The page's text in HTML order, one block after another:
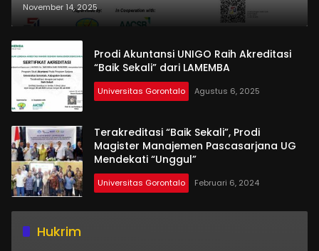
November 14, 2025
Prodi Akuntansi UNIGO Raih Akreditasi
“Baik Sekali” dari LAMEMBA
Universitas Gorontalo Agustus 6, 2025
Terakreditasi “Baik Sekali”, Prodi
Magister Manajemen Pascasarjana UG
Mendekati “Unggul”
Universitas Gorontalo Februari 6, 2024
Hukrim